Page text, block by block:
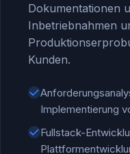
Dokumentationen
Inbetriebnahmen
Kunden.
Implementierung
Fullstack-